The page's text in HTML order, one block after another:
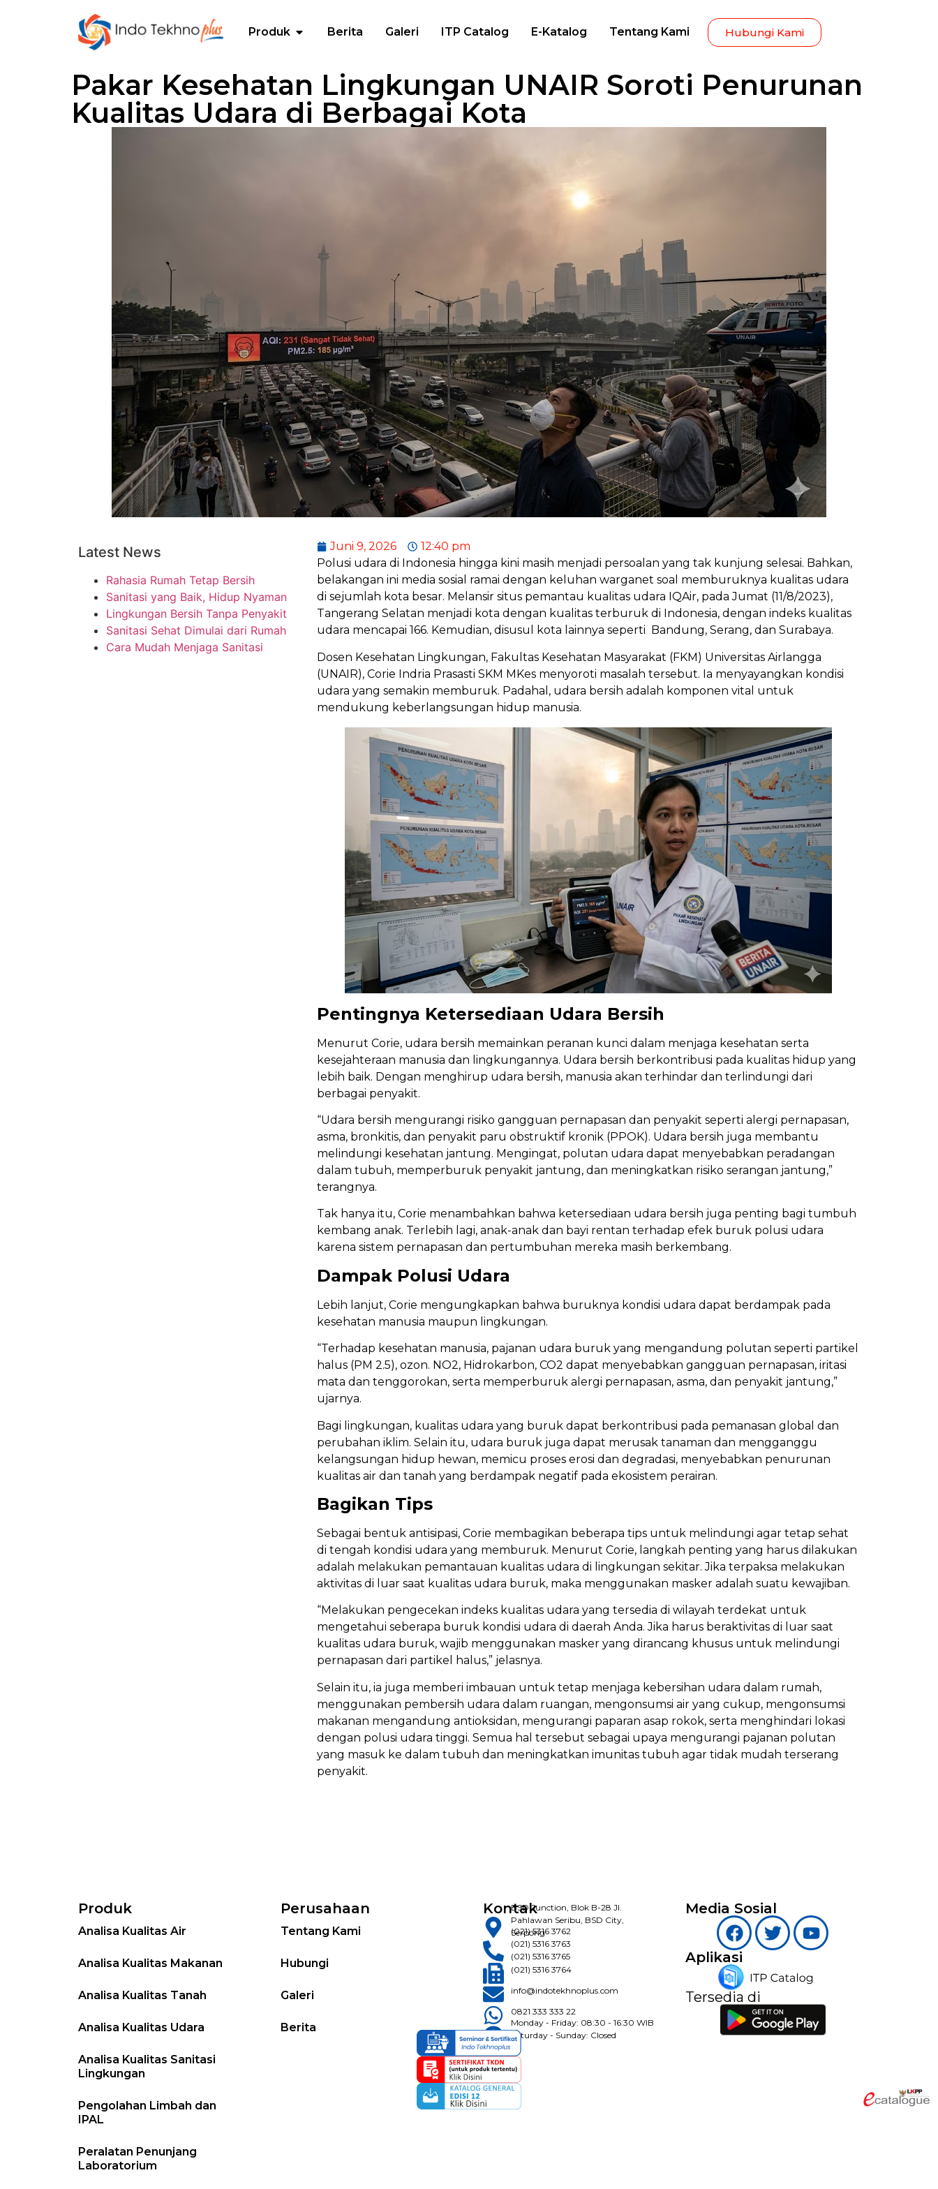
Produk Berita Galeri ITP Catalog E-Katalog Tentang Kami Hubungi Kami
Pakar Kesehatan Lingkungan UNAIR Soroti Penurunan
Kualitas Udara di Berbagai Kota
Latest News
Rahasia Rumah Tetap Bersih
Sanitasi yang Baik, Hidup Nyaman
Lingkungan Bersih Tanpa Penyakit
Sanitasi Sehat Dimulai dari Rumah
Cara Mudah Menjaga Sanitasi
Juni 9, 2026
12:40 pm
Polusi udara di Indonesia hingga kini masih menjadi persoalan yang tak kunjung selesai. Bahkan,
belakangan ini media sosial ramai dengan keluhan warganet soal memburuknya kualitas udara
di sejumlah kota besar. Melansir situs pemantau kualitas udara IQAir, pada Jumat (11/8/2023),
Tangerang Selatan menjadi kota dengan kualitas terburuk di Indonesia, dengan indeks kualitas
udara mencapai 166. Kemudian, disusul kota lainnya seperti Bandung, Serang, dan Surabaya.
Dosen Kesehatan Lingkungan, Fakultas Kesehatan Masyarakat (FKM) Universitas Airlangga
(UNAIR), Corie Indria Prasasti SKM MKes menyoroti masalah tersebut. Ia menyayangkan kondisi
udara yang semakin memburuk. Padahal, udara bersih adalah komponen vital untuk
mendukung keberlangsungan hidup manusia.
Pentingnya Ketersediaan Udara Bersih
Menurut Corie, udara bersih memainkan peranan kunci dalam menjaga kesehatan serta
kesejahteraan manusia dan lingkungannya. Udara bersih berkontribusi pada kualitas hidup yang
lebih baik. Dengan menghirup udara bersih, manusia akan terhindar dan terlindungi dari
berbagai penyakit.
“Udara bersih mengurangi risiko gangguan pernapasan dan penyakit seperti alergi pernapasan,
asma, bronkitis, dan penyakit paru obstruktif kronik (PPOK). Udara bersih juga membantu
melindungi kesehatan jantung. Mengingat, polutan udara dapat menyebabkan peradangan
dalam tubuh, memperburuk penyakit jantung, dan meningkatkan risiko serangan jantung,”
terangnya.
Tak hanya itu, Corie menambahkan bahwa ketersediaan udara bersih juga penting bagi tumbuh
kembang anak. Terlebih lagi, anak-anak dan bayi rentan terhadap efek buruk polusi udara
karena sistem pernapasan dan pertumbuhan mereka masih berkembang.
Dampak Polusi Udara
Lebih lanjut, Corie mengungkapkan bahwa buruknya kondisi udara dapat berdampak pada
kesehatan manusia maupun lingkungan.
“Terhadap kesehatan manusia, pajanan udara buruk yang mengandung polutan seperti partikel
halus (PM 2.5), ozon. NO2, Hidrokarbon, CO2 dapat menyebabkan gangguan pernapasan, iritasi
mata dan tenggorokan, serta memperburuk alergi pernapasan, asma, dan penyakit jantung,”
ujarnya.
Bagi lingkungan, kualitas udara yang buruk dapat berkontribusi pada pemanasan global dan
perubahan iklim. Selain itu, udara buruk juga dapat merusak tanaman dan mengganggu
kelangsungan hidup hewan, memicu proses erosi dan degradasi, menyebabkan penurunan
kualitas air dan tanah yang berdampak negatif pada ekosistem perairan.
Bagikan Tips
Sebagai bentuk antisipasi, Corie membagikan beberapa tips untuk melindungi agar tetap sehat
di tengah kondisi udara yang memburuk. Menurut Corie, langkah penting yang harus dilakukan
adalah melakukan pemantauan kualitas udara di lingkungan sekitar. Jika terpaksa melakukan
aktivitas di luar saat kualitas udara buruk, maka menggunakan masker adalah suatu kewajiban.
“Melakukan pengecekan indeks kualitas udara yang tersedia di wilayah terdekat untuk
mengetahui seberapa buruk kondisi udara di daerah Anda. Jika harus beraktivitas di luar saat
kualitas udara buruk, wajib menggunakan masker yang dirancang khusus untuk melindungi
pernapasan dari partikel halus,” jelasnya.
Selain itu, ia juga memberi imbauan untuk tetap menjaga kebersihan udara dalam rumah,
menggunakan pembersih udara dalam ruangan, mengonsumsi air yang cukup, mengonsumsi
makanan mengandung antioksidan, mengurangi paparan asap rokok, serta menghindari lokasi
dengan polusi udara tinggi. Semua hal tersebut sebagai upaya mengurangi pajanan polutan
yang masuk ke dalam tubuh dan meningkatkan imunitas tubuh agar tidak mudah terserang
penyakit.
Produk
Analisa Kualitas Air
Analisa Kualitas Makanan
Analisa Kualitas Tanah
Analisa Kualitas Udara
Analisa Kualitas Sanitasi
Lingkungan
Pengolahan Limbah dan
IPAL
Peralatan Penunjang
Laboratorium
Perusahaan
Tentang Kami
Hubungi
Galeri
Berita
KontakBSD Junction, Blok B-28 Jl.
Pahlawan Seribu, BSD City,
Serpong
(021) 5316 3762
(021) 5316 3763
(021) 5316 3765
(021) 5316 3764
info@indotekhnoplus.com
0821 333 333 22
Monday - Friday: 08:30 - 16:30 WIB
Saturday - Sunday: Closed
Media Sosial
Aplikasi
Tersedia di